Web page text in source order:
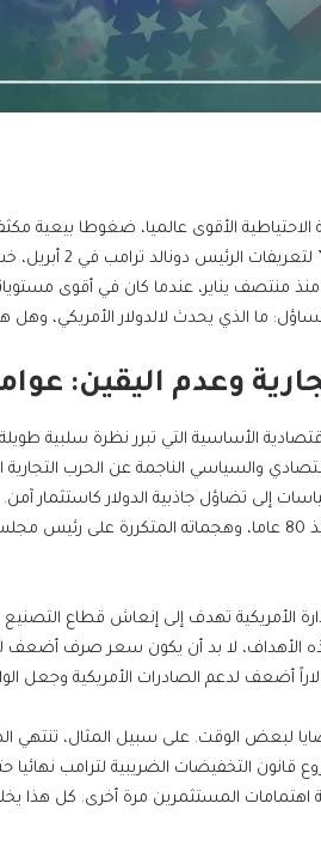
الاحتياطية الأقوى عالميا، ضغوطا بيعية
وهبط بنسبة 10% منذ منتصف يناير، عندما كان
ما الذي يحدث لالدولار الأمريكي، وهل
وعدم اليقين:
الأساسية التي تبرر نظرة سلبية
والسياسي الناجمة عن الحرب
إلى تضاؤل جاذبية الدولار كاستثمار
الاقتصادي العالمي القائم منذ 80 عاما، وهجماته
الأمريكية تهدف إلى إنعاش قطاع التصنيع
الأهداف، لا بد أن يكون سعر صرف أضعف
أضعف لدعم الصادرات الأمريكية وجعل
لبعض الوقت. على سبيل المثال، تنتهي
المستثمرين مرة أخرى. كل هذا يخلق